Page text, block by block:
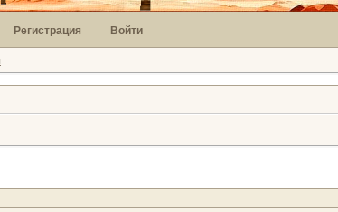
Регистрация Войти